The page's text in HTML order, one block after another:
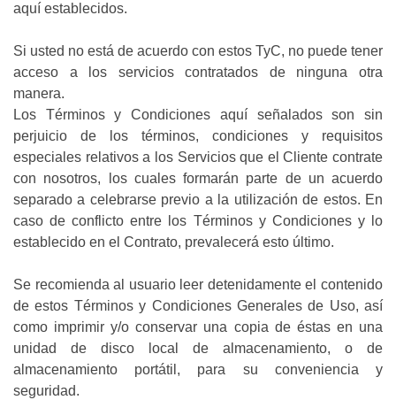
aquí establecidos.
Si usted no está de acuerdo con estos TyC, no puede tener
acceso a los servicios contratados de ninguna otra
manera.
Los Términos y Condiciones aquí señalados son sin
perjuicio de los términos, condiciones y requisitos
especiales relativos a los Servicios que el Cliente contrate
con nosotros, los cuales formarán parte de un acuerdo
separado a celebrarse previo a la utilización de estos. En
caso de conflicto entre los Términos y Condiciones y lo
establecido en el Contrato, prevalecerá esto último.
Se recomienda al usuario leer detenidamente el contenido
de estos Términos y Condiciones Generales de Uso, así
como imprimir y/o conservar una copia de éstas en una
unidad de disco local de almacenamiento, o de
almacenamiento portátil, para su conveniencia y
seguridad.